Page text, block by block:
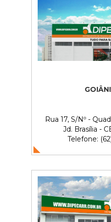
Rua 17, S/Nº -
Jd. Brasília -
Telefone: